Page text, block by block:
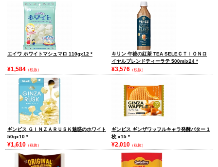
エイワ ホワイトマシュマロ 110gx12 *
¥1,584 （税抜）
キリン 午後の紅茶 TEA SELEＣＴＩＯＮロ
イヤルブレンドティーラテ 500mlx24 *
¥3,576 （税抜）
ギンビス ＧＩＮＺＡＲＵＳＫ魅惑のホワイト
50gx10 *
¥1,610 （税抜）
ギンビス ギンザワッフルキャラ発酵バター 1
枚 x15 *
¥2,010 （税抜）